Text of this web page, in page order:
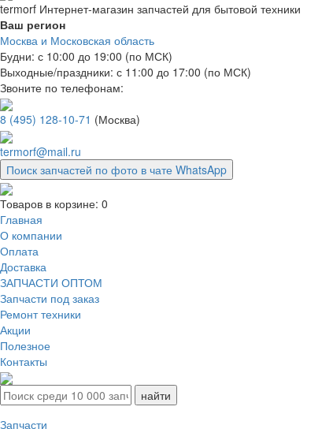
termorf Интернет-магазин запчастей для бытовой техники
Ваш регион
Москва и Московская область
Будни: с 10:00 до 19:00 (по МСК)
Выходные/праздники: с 11:00 до 17:00 (по МСК)
Звоните по телефонам:
8 (495) 128-10-71 (Москва)
termorf@mail.ru
Поиск запчастей по фото в чате WhatsApp
Товаров в корзине: 0
Главная
О компании
Оплата
Доставка
ЗАПЧАСТИ ОПТОМ
Запчасти под заказ
Ремонт техники
Акции
Полезное
Контакты
Запчасти